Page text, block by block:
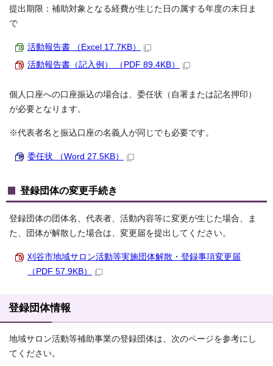
提出期限：補助対象となる経費が生じた日の属する年度の末日ま
で
活動報告書 （Excel 17.7KB）
活動報告書（記入例） （PDF 89.4KB）
個人口座への口座振込の場合は、委任状（自署または記名押印）
が必要となります。
※代表者名と振込口座の名義人が同じでも必要です。
委任状 （Word 27.5KB）
登録団体の変更手続き
登録団体の団体名、代表者、活動内容等に変更が生じた場合、ま
た、団体が解散した場合は、変更届を提出してください。
刈谷市地域サロン活動等実施団体解散・登録事項変更届
（PDF 57.9KB）
登録団体情報
地域サロン活動等補助事業の登録団体は、次のページを参考にし
てください。